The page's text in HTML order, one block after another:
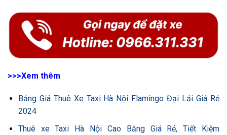
>>>Xem thêm
Bảng Giá Thuê Xe Taxi Hà Nội Flamingo Đại Lải Giá Rẻ
2024
Thuê xe Taxi Hà Nội Cao Bằng Giá Rẻ, Tiết Kiệm